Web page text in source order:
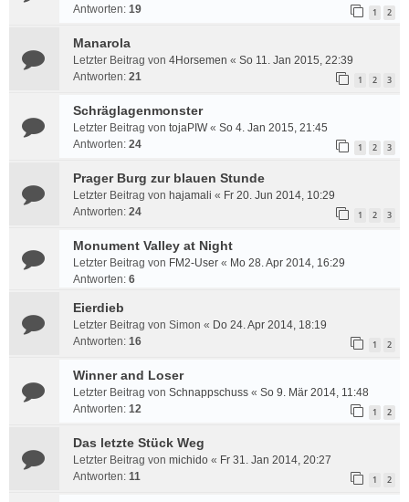
Antworten: 19 1 2
Manarola
Letzter Beitrag von 4Horsemen « So 11. Jan 2015, 22:39
Antworten: 21 1 2 3
Schräglagenmonster
Letzter Beitrag von tojaPIW« So 4. Jan 2015, 21:45
Antworten: 24 1 2 3
Prager Burg zur blauen Stunde
Letzter Beitrag von hajamali « Fr 20. Jun 2014, 10:29
Antworten: 24 1 2 3
Monument Valley at Night
Letzter Beitrag von FM2-User « Mo 28. Apr 2014, 16:29
Antworten: 6
Eierdieb
Letzter Beitrag von Simon « Do 24. Apr 2014, 18:19
Antworten: 16 1 2
Winner and Loser
Letzter Beitrag von Schnappschuss « So 9. Mär 2014, 11:48
Antworten: 12 1 2
Das letzte Stück Weg
Letzter Beitrag von michido « Fr 31. Jan 2014, 20:27
Antworten: 11 1 2